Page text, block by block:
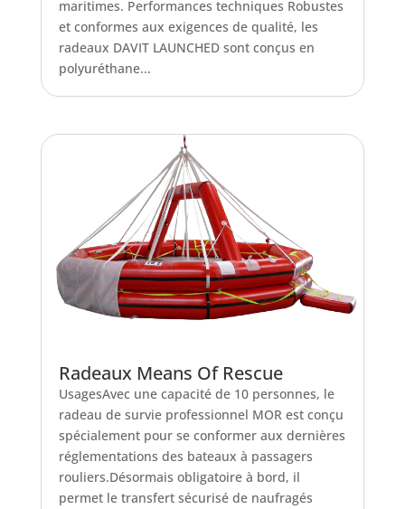
maritimes. Performances techniques Robustes
et conformes aux exigences de qualité, les
radeaux DAVIT LAUNCHED sont conçus en
polyuréthane...
Radeaux Means Of Rescue
UsagesAvec une capacité de 10 personnes, le
radeau de survie professionnel MOR est conçu
spécialement pour se conformer aux dernières
réglementations des bateaux à passagers
rouliers.Désormais obligatoire à bord, il
permet le transfert sécurisé de naufragés